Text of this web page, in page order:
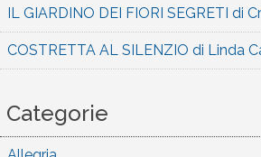
IL GIARDINO DEI FIORI SEGRETI di
COSTRETTA AL SILENZIO di Linda
Categorie